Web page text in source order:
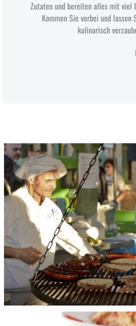
Zutaten und bereiten alles mit viel
Kommen Sie vorbei und lassen
kulinarisch